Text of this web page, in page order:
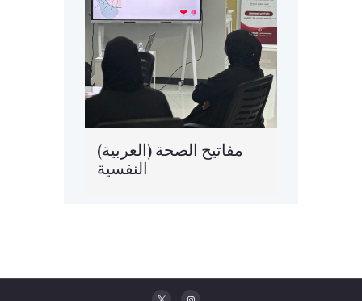
(العربية) مفاتيح الصحة
النفسية